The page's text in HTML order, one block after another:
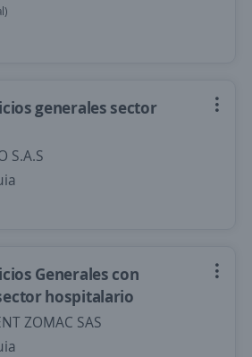
generales sector
S.A.S
Generales con
hospitalario
ZOMAC SAS